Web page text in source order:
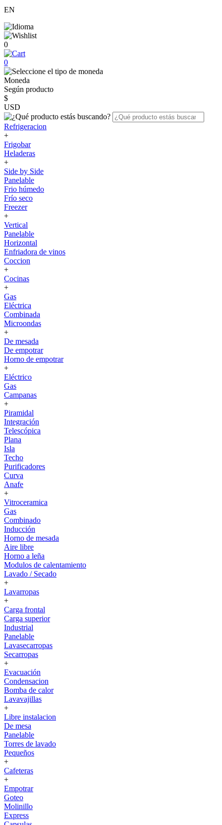
EN
0
0
Moneda
Según producto
$
USD
Refrigeracion
+
Frigobar
Heladeras
+
Side by Side
Panelable
Frio húmedo
Frío seco
Freezer
+
Vertical
Panelable
Horizontal
Enfriadora de vinos
Coccion
+
Cocinas
+
Gas
Eléctrica
Combinada
Microondas
+
De mesada
De empotrar
Horno de empotrar
+
Eléctrico
Gas
Campanas
+
Piramidal
Integración
Telescópica
Plana
Isla
Techo
Purificadores
Curva
Anafe
+
Vitroceramica
Gas
Combinado
Inducción
Horno de mesada
Aire libre
Horno a leña
Modulos de calentamiento
Lavado / Secado
+
Lavarropas
+
Carga frontal
Carga superior
Industrial
Panelable
Lavasecarropas
Secarropas
+
Evacuación
Condensacion
Bomba de calor
Lavavajillas
+
Libre instalacion
De mesa
Panelable
Torres de lavado
Pequeños
+
Cafeteras
+
Empotrar
Goteo
Molinillo
Express